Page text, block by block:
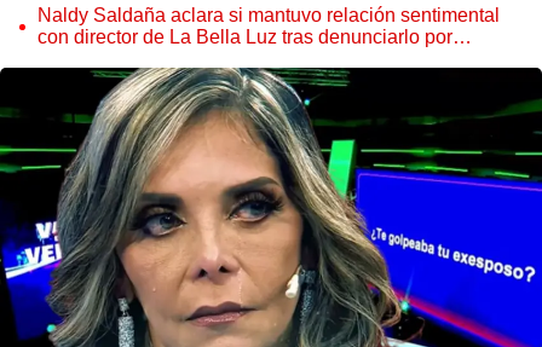
Naldy Saldaña aclara si mantuvo relación sentimental
con director de La Bella Luz tras denunciarlo por